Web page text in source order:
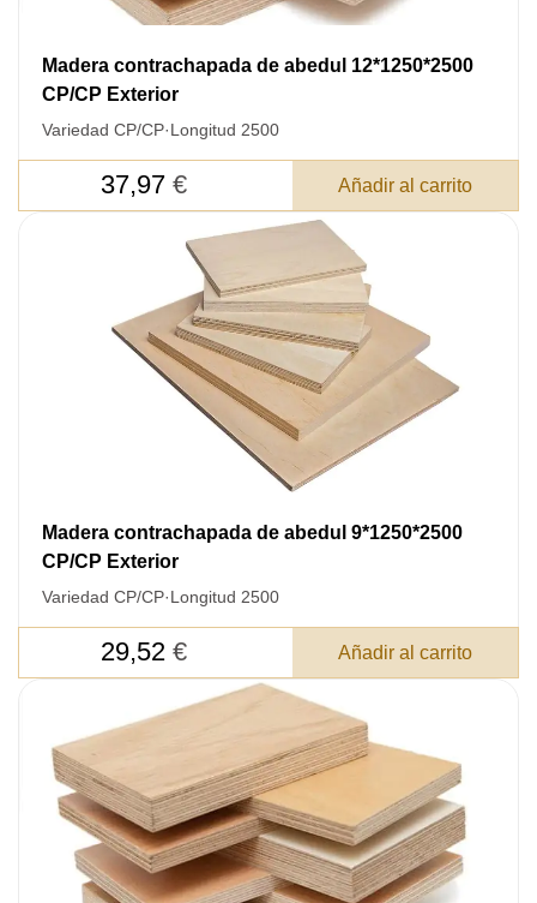
Madera contrachapada de abedul 12*1250*2500
CP/CP Exterior
Variedad CP/CP·Longitud 2500
37,97 € Añadir al carrito
Madera contrachapada de abedul 9*1250*2500
CP/CP Exterior
Variedad CP/CP·Longitud 2500
29,52 € Añadir al carrito